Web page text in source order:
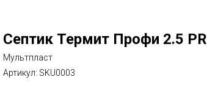
Септик Термит Профи 2.5 PR
Мультпласт
Артикул: SKU0003